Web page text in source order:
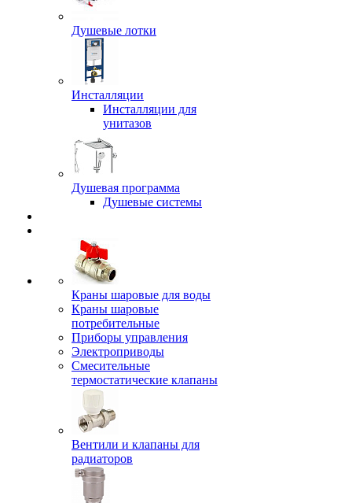
Душевые лотки
Инсталляции
Инсталляции для
унитазов
Душевая программа
Душевые системы
Краны шаровые для воды
Краны шаровые
потребительные
Приборы управления
Электроприводы
Смесительные
термостатические клапаны
Вентили и клапаны для
радиаторов